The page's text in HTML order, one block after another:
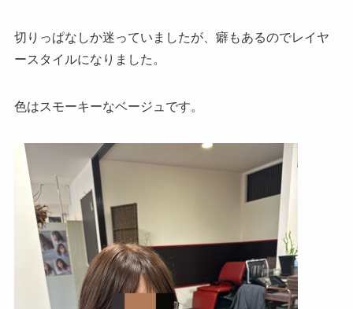
切りっぱなしか迷っていましたが、癖もあるのでレイヤ
ースタイルになりました。
色はスモーキーなベージュです。